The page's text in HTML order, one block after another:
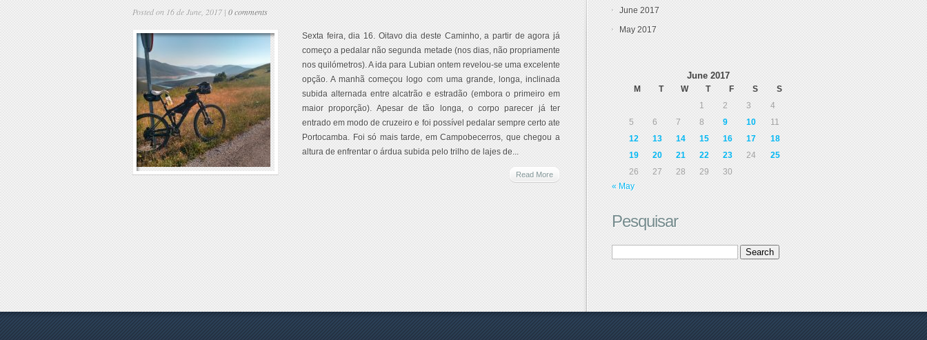
Posted on 16 de June, 2017 | 0 comments
Sexta feira, dia 16. Oitavo dia deste Caminho, a partir de agora já
começo a pedalar não segunda metade (nos dias, não propriamente
nos quilómetros). A ida para Lubian ontem revelou-se uma excelente
opção. A manhã começou logo com uma grande, longa, inclinada
subida alternada entre alcatrão e estradão (embora o primeiro em
maior proporção). Apesar de tão longa, o corpo parecer já ter
entrado em modo de cruzeiro e foi possível pedalar sempre certo ate
Portocamba. Foi só mais tarde, em Campobecerros, que chegou a
altura de enfrentar o árdua subida pelo trilho de lajes de...
Read More
June 2017
May 2017
June 2017
M T W T F S
S
1
2 3
4
5
6 7 8 9 10
11
12
13 14 15 16 17
18
19
20 21 22 23 24
25
26
27 28 29
30
« May
Pesquisar